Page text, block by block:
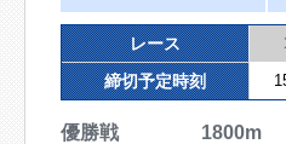
レース
締切予定時刻
優勝戦 1800m